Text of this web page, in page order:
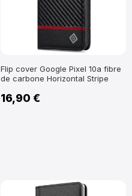
Flip cover Google Pixel 10a fibre
de carbone Horizontal Stripe
16,90 €